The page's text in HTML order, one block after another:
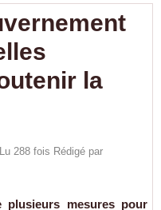
la
288 fois Rédigé par
plusieurs mesures pour